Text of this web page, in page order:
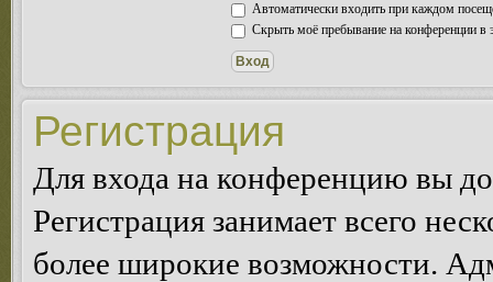
Автоматически входить при каждом
Скрыть моё пребывание на конференции в
Регистрация
Для входа на конференцию вы
Регистрация занимает всего
более широкие возможности.